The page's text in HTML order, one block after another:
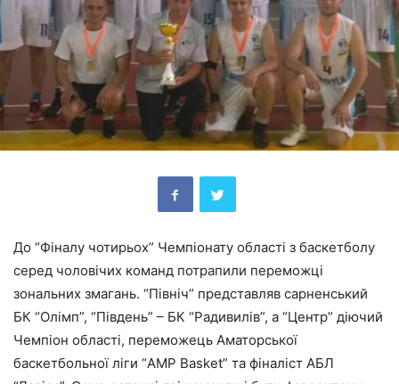
До “Фіналу чотирьох” Чемпіонату області з баскетболу
серед чоловічих команд потрапили переможці
зональних змагань. “Північ” представляв сарненський
БК “Олімп”, “Південь” – БК “Радивилів”, а “Центр” діючий
Чемпіон області, переможець Аматорської
баскетбольної ліги “AMP Basket” та фіналіст АБЛ